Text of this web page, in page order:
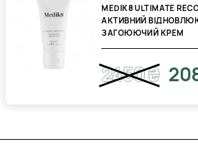
MEDIK8 ULTIMATE
АКТИВНИЙ
ЗАГОЮЮЧИЙ КРЕМ
2450 ₴